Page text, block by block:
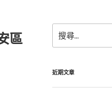
區
尋
關
字:
近期文章